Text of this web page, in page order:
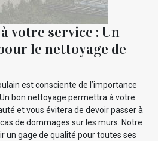
votre service : Un
le nettoyage de
est consciente de l’importance
bon nettoyage permettra à votre
et vous évitera de devoir passer à
de dommages sur les murs. Notre
un gage de qualité pour toutes ses